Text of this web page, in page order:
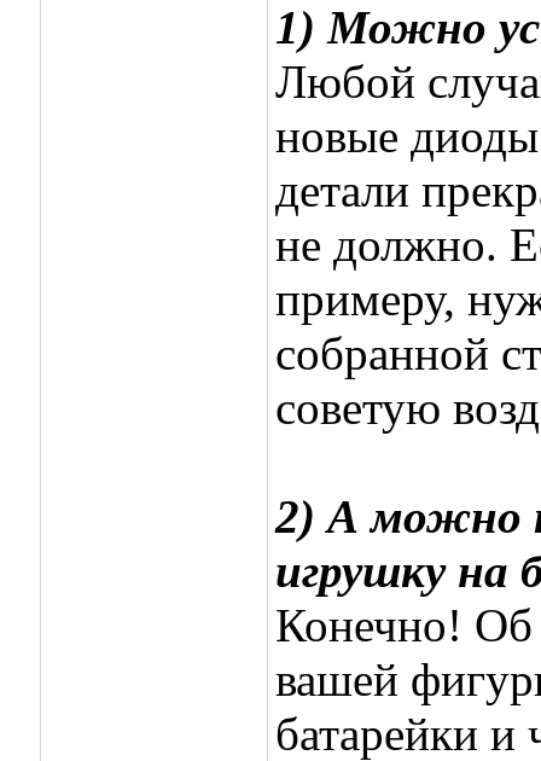
1) Можно
Любой
новые
детали
не должно.
примеру,
собранной
советую
2) А можно
игрушку на
Конечно! Об
вашей
батарейки и